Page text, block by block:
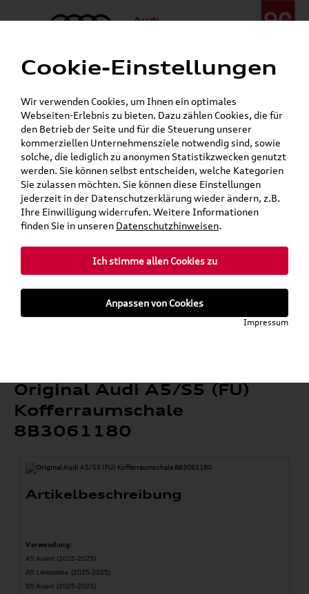
Menü
24h-Pannenhilfe:+49 (0)171 / 870 72 87
Öffnet in 9 Stunden, 41 Minuten
Verkauf:
Mo. - Fr. 08:00 - 19:00 Uhr Sa. 09:00 - 13:00 Uhr
Service:Mo. - Fr. 06:00 - 20:00 Uhr Sa. 08:00 - 13:00 Uhr
teilen Twitter Instagram WhatsApp E-Mail
» »
Komfort & Schutz »
Original Audi A5/S5 (FU)
Kofferraumschale
8B3061180
Artikelbeschreibung
Verwendung:
A5 Avant (2025-2025)
A5 Limousine (2025-2025)
S5 Avant (2025-2025)
Cookie-Einstellungen
Wir verwenden Cookies, um Ihnen ein optimales
Webseiten-Erlebnis zu bieten. Dazu zählen Cookies, die für
den Betrieb der Seite und für die Steuerung unserer
kommerziellen Unternehmensziele notwendig sind, sowie
solche, die lediglich zu anonymen Statistikzwecken genutzt
werden. Sie können selbst entscheiden, welche Kategorien
Sie zulassen möchten. Sie können diese Einstellungen
jederzeit in der Datenschutzerklärung wieder ändern, z.B.
Ihre Einwilligung widerrufen. Weitere Informationen
finden Sie in unseren Datenschutzhinweisen.
Ich stimme allen Cookies zu
Anpassen von Cookies
Impressum